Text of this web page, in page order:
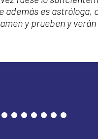
es astróloga,
y prueben y